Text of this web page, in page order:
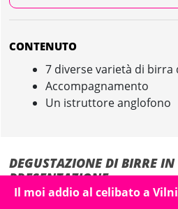
CONTENUTO
7 diverse varietà di birra
Accompagnamento
Un istruttore anglofono
DEGUSTAZIONE DI BIRRE
PRESENTAZIONE
Il moi addio al celibato a